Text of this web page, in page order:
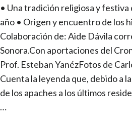
• Una tradición religiosa y festiva
año • Origen y encuentro de los
Colaboración de: Aide Dávila
Sonora.Con aportaciones del
Prof. Esteban YanézFotos de
Cuenta la leyenda que, debido a
de los apaches a los últimos
…